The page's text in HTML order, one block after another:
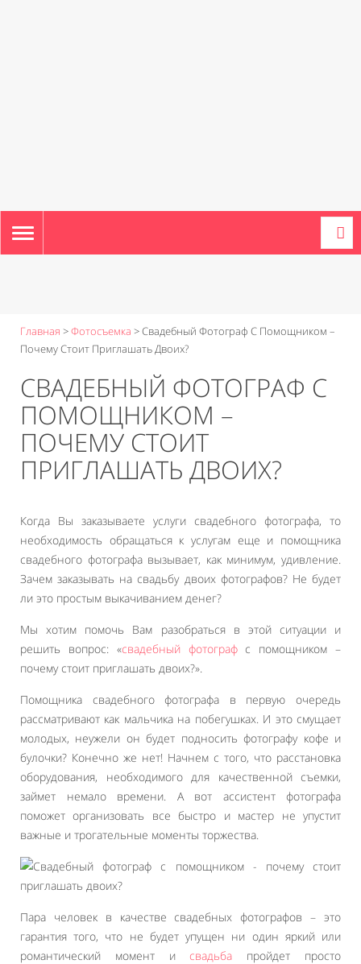
TOGGLE
NAVIGATION
Главная >Фотосъемка >Свадебный Фотограф С Помощником –
Почему Стоит Приглашать Двоих?
СВАДЕБНЫЙ ФОТОГРАФ С
ПОМОЩНИКОМ –
ПОЧЕМУ СТОИТ
ПРИГЛАШАТЬ ДВОИХ?
Когда Вы заказываете услуги свадебного фотографа, то
необходимость обращаться к услугам еще и помощника
свадебного фотографа вызывает, как минимум, удивление.
Зачем заказывать на свадьбу двоих фотографов? Не будет
ли это простым выкачиванием денег?
Мы хотим помочь Вам разобраться в этой ситуации и
решить вопрос: «свадебный фотографс помощником –
почему стоит приглашать двоих?».
Помощника свадебного фотографа в первую очередь
рассматривают как мальчика на побегушках. И это смущает
молодых, неужели он будет подносить фотографу кофе и
булочки? Конечно же нет! Начнем с того, что расстановка
оборудования, необходимого для качественной съемки,
займет немало времени. А вот ассистент фотографа
поможет организовать все быстро и мастер не упустит
важные и трогательные моменты торжества.
Пара человек в качестве свадебных фотографов – это
гарантия того, что не будет упущен ни один яркий или
романтический момент исвадьба пройдет просто